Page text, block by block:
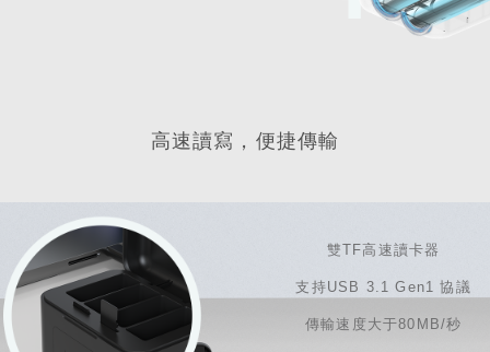
高速讀寫，便捷傳輸
雙TF高速讀卡器
支持USB 3.1 Gen1 協議
傳輸速度大于80MB/秒